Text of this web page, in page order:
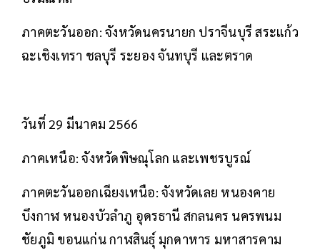
ภาคตะวันออก: จังหวัดนครนายก ปราจีนบุรี สระแก้ว
ฉะเชิงเทรา ชลบุรี ระยอง จันทบุรี และตราด
วันที่ 29 มีนาคม 2566
ภาคเหนือ: จังหวัดพิษณุโลก และเพชรบูรณ์
ภาคตะวันออกเฉียงเหนือ: จังหวัดเลย หนองคาย
บึงกาฬ หนองบัวลำภู อุดรธานี สกลนคร นครพนม
ชัยภูมิ ขอนแก่น กาฬสินธุ์ มุกดาหาร มหาสารคาม